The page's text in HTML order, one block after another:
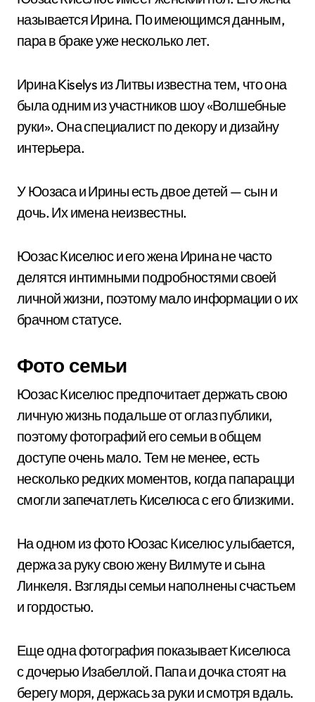
называется Ирина. По имеющимся данным,
пара в браке уже несколько лет.
Ирина Kiselys из Литвы известна тем, что она
была одним из участников шоу «Волшебные
руки». Она специалист по декору и дизайну
интерьера.
У Юозаса и Ирины есть двое детей — сын и
дочь. Их имена неизвестны.
Юозас Киселюс и его жена Ирина не часто
делятся интимными подробностями своей
личной жизни, поэтому мало информации о их
брачном статусе.
Фото семьи
Юозас Киселюс предпочитает держать свою
личную жизнь подальше от оглаз публики,
поэтому фотографий его семьи в общем
доступе очень мало. Тем не менее, есть
несколько редких моментов, когда папарацци
смогли запечатлеть Киселюса с его близкими.
На одном из фото Юозас Киселюс улыбается,
держа за руку свою жену Вилмуте и сына
Линкеля. Взгляды семьи наполнены счастьем
и гордостью.
Еще одна фотография показывает Киселюса
с дочерью Изабеллой. Папа и дочка стоят на
берегу моря, держась за руки и смотря вдаль.